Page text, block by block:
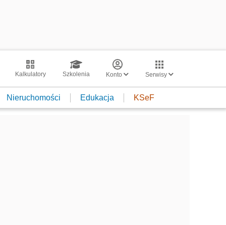
Kalkulatory Szkolenia Konto Serwisy
Nieruchomości Edukacja KSeF